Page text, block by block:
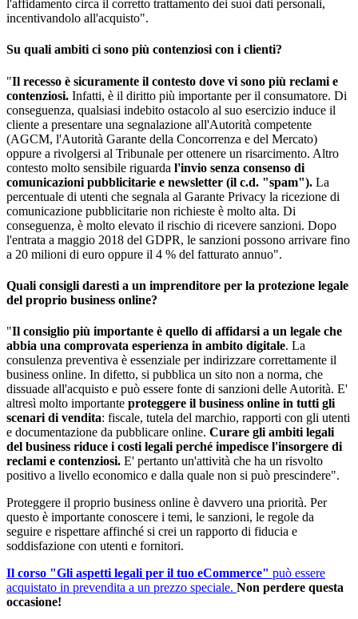
l'affidamento circa il corretto trattamento dei suoi dati personali,
incentivandolo all'acquisto".
Su quali ambiti ci sono più contenziosi con i clienti?
"Il recesso è sicuramente il contesto dove vi sono più reclami e
contenziosi. Infatti, è il diritto più importante per il consumatore. Di
conseguenza, qualsiasi indebito ostacolo al suo esercizio induce il
cliente a presentare una segnalazione all'Autorità competente
(AGCM, l'Autorità Garante della Concorrenza e del Mercato)
oppure a rivolgersi al Tribunale per ottenere un risarcimento. Altro
contesto molto sensibile riguarda l'invio senza consenso di
comunicazioni pubblicitarie e newsletter (il c.d. "spam"). La
percentuale di utenti che segnala al Garante Privacy la ricezione di
comunicazione pubblicitarie non richieste è molto alta. Di
conseguenza, è molto elevato il rischio di ricevere sanzioni. Dopo
l'entrata a maggio 2018 del GDPR, le sanzioni possono arrivare fino
a 20 milioni di euro oppure il 4 % del fatturato annuo".
Quali consigli daresti a un imprenditore per la protezione legale
del proprio business online?
"Il consiglio più importante è quello di affidarsi a un legale che
abbia una comprovata esperienza in ambito digitale. La
consulenza preventiva è essenziale per indirizzare correttamente il
business online. In difetto, si pubblica un sito non a norma, che
dissuade all'acquisto e può essere fonte di sanzioni delle Autorità. E'
altresì molto importante proteggere il business online in tutti gli
scenari di vendita: fiscale, tutela del marchio, rapporti con gli utenti
e documentazione da pubblicare online. Curare gli ambiti legali
del business riduce i costi legali perché impedisce l'insorgere di
reclami e contenziosi. E' pertanto un'attività che ha un risvolto
positivo a livello economico e dalla quale non si può prescindere".
Proteggere il proprio business online è davvero una priorità. Per
questo è importante conoscere i temi, le sanzioni, le regole da
seguire e rispettare affinché si crei un rapporto di fiducia e
soddisfazione con utenti e fornitori.
Il corso "Gli aspetti legali per il tuo eCommerce" può essere
acquistato in prevendita a un prezzo speciale. Non perdere questa
occasione!